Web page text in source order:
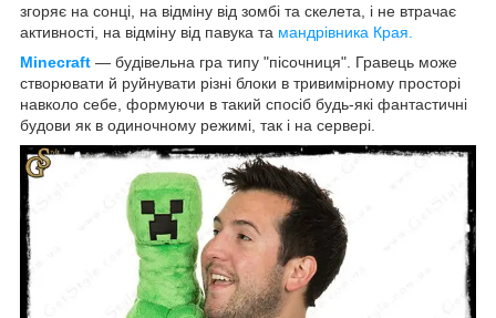
згоряє на сонці, на відміну від зомбі та скелета, і не втрачає
активності, на відміну від павука та мандрівника Края
Minecraft — будівельна гра типу "пісочниця". Гравець може
створювати й руйнувати різні блоки в тривимірному просторі
навколо себе, формуючи в такий спосіб будь-які фантастичні
будови як в одиночному режимі, так і на сервері.